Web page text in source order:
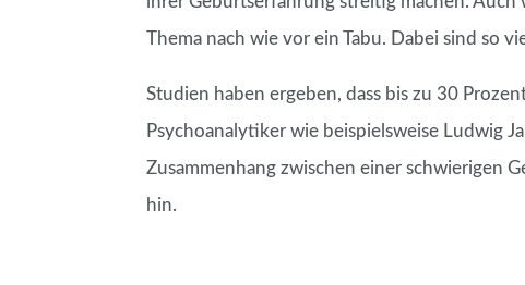
Thema nach wie vor ein Tabu. Dabei sind so
Studien haben ergeben, dass bis zu 30
Psychoanalytiker wie beispielsweise Ludwig
Zusammenhang zwischen einer schwierigen
hin.